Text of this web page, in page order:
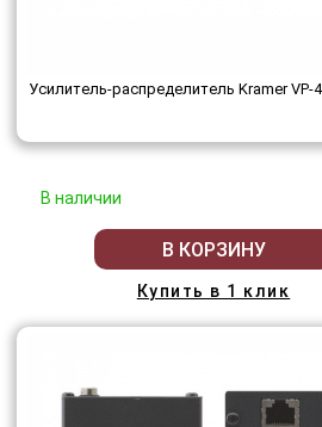
Усилитель-распределитель Kramer VP-
В наличии
В КОРЗИНУ
Купить в 1 клик